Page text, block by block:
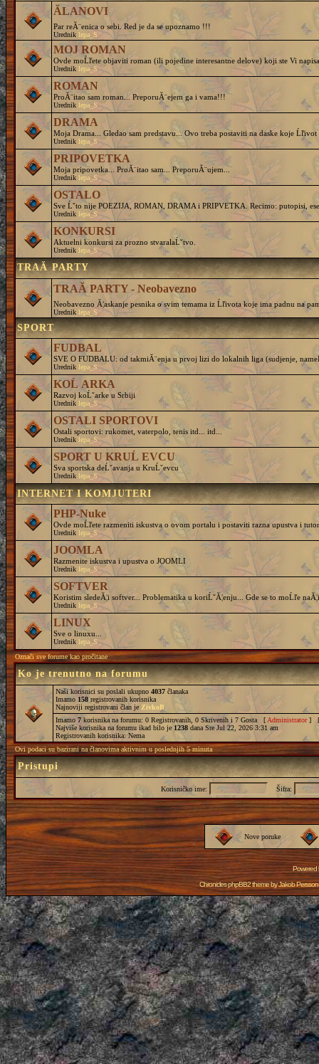
ĂLANOVI
Par reĂ¨enica o sebi. Red je da se upoznamo !!!
Urednik lepa_S
MOJ ROMAN
Ovde moĹľete objaviti roman (ili pojedine interesantne delove) koji ste Vi
Urednik lepa_S
ROMAN
ProĂ¨itao sam roman... PreporuĂ¨ejem ga i vama!!!
Urednik lepa_S
DRAMA
Moja Drama... Gledao sam predstavu... Ovo treba postaviti na daske koje Ĺľivot
Urednik lepa_S
PRIPOVETKA
Moja pripovetka... ProĂ¨itao sam... PreporuĂ¨ujem...
Urednik lepa_S
OSTALO
Sve Ĺˇto nije POEZIJA, ROMAN, DRAMA i PRIPVETKA. Recimo: putopisi,
Urednik lepa_S
KONKURSI
Aktuelni konkursi za prozno stvaralaĹˇtvo.
Urednik lepa_S
TRAĂ PARTY
TRAĂ PARTY - Neobavezno
Neobavezno Ă¦askanje pesnika o svim temama iz Ĺľivota koje ima padnu na
Urednik lepa_S
SPORT
FUDBAL
SVE O FUDBALU: od takmiĂ¨enja u prvoj lizi do lokalnih liga (sudjenje,
Urednik lepa_S
KOĹ ARKA
Razvoj koĹˇarke u Srbiji
Urednik lepa_S
OSTALI SPORTOVI
Ostali sportovi: rukomet, vaterpolo, tenis itd... itd...
Urednik lepa_S
SPORT U KRUĹ EVCU
Sva sportska deĹˇavanja u KruĹˇevcu
Urednik lepa_S
INTERNET I KOMJUTERI
PHP-Nuke
Ovde moĹľete razmeniti iskustva o ovom portalu i postaviti razna upustva i
Urednik lepa_S
JOOMLA
Razmenite iskustva i upustva o JOOMLI
Urednik lepa_S
SOFTVER
Koristim sledeĂ¦i softver... Problematika u koriĹˇĂ¦enju... Gde se to moĹľe
Urednik lepa_S
LINUX
Sve o linuxu...
Urednik lepa_S
Označi sve forume kao pročitane
Ko je trenutno na forumu
Naši korisnici su poslali ukupno 4037 članaka
Imamo 158 registrovanih korisnika
Najnoviji registrovani član je ZivkoB
Imamo 7 korisnika na forumu: 0 Registrovanih, 0 Skrivenih i 7 Gosta [ Administrator]
Najviše korisnika na forumu ikad bilo je 1238 dana Sre Jul 22, 2026 3:31 am
Registrovanih korisnika: Nema
Ovi podaci su bazirani na članovima aktivnim u poslednjih 5 minuta
Pristupi
Korisničko ime: Šifra:
Nove poruke
Powered
Chronicles phpBB2 theme byJakob Persson